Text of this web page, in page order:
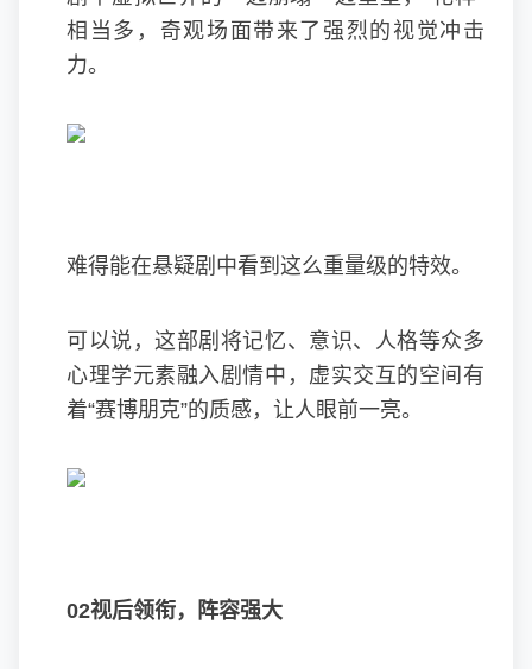
相当多，奇观场面带来了强烈的视觉冲击
力。
难得能在悬疑剧中看到这么重量级的特效。
可以说，这部剧将记忆、意识、人格等众多
心理学元素融入剧情中，虚实交互的空间有
着“赛博朋克”的质感，让人眼前一亮。
02视后领衔，阵容强大